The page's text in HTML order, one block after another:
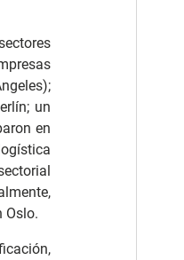
un
en
Oslo.